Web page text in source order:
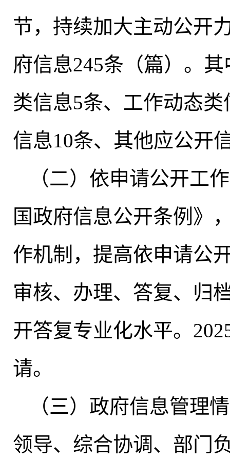
节， 持续加大主动公开
府信息245条（篇） 。 其
类信息5条、工作动态
信息10条、其他应公开
（二）依申请公开工作
国政府信息公开条例》
作机制 ， 提高依申请公
审核、办理、答复、归
开答复专业化水平。
请。
（三）政府信息管理
领导、综合协调、部门